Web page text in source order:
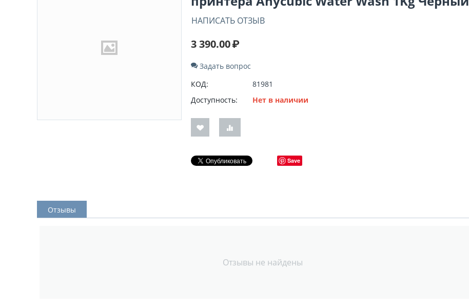
НАПИСАТЬ ОТЗЫВ
3 390.00₽
Задать вопрос
КОД:
81981
Доступность:
Нет в наличии
Save
Отзывы
Отзывы не найдены